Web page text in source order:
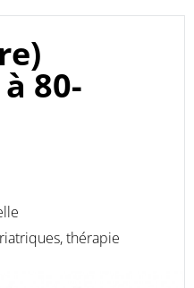
80-
thérapie